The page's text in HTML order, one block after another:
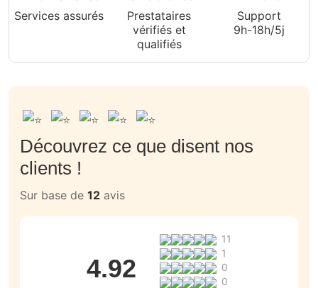
Services assurés
Prestataires
vérifiés et
qualifiés
Support
9h-18h/5j
Découvrez ce que disent nos
clients !
Sur base de 12 avis
4.92
11
1
0
0